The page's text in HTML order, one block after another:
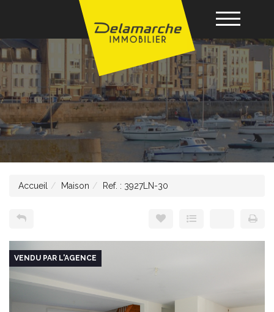
Acheter
Louer
Vendre
Gérance
Nos agences
Nous contacter
Accueil Maison Ref. : 3927LN-30
VENDU PAR L'AGENCE